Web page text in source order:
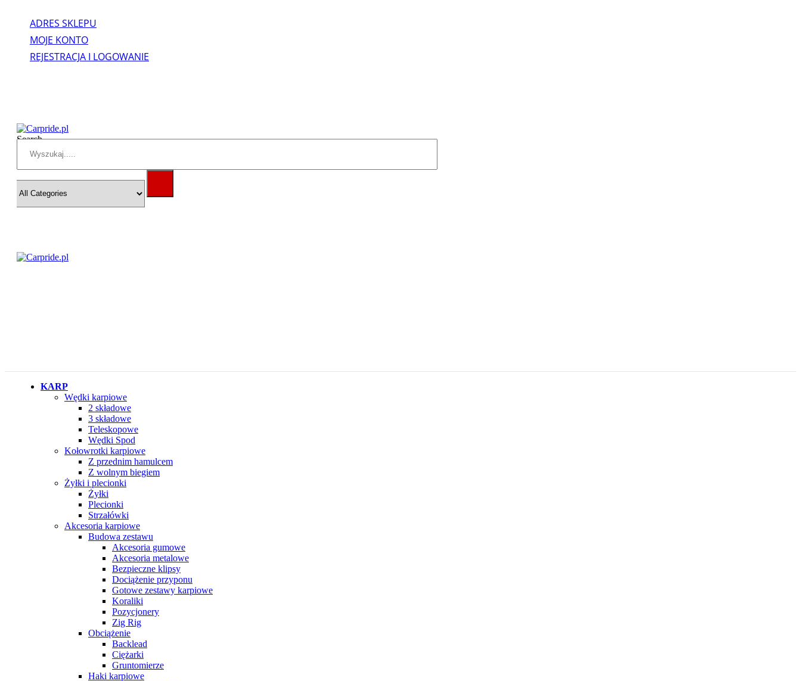
ADRES SKLEPU
MOJE KONTO
REJESTRACJA I LOGOWANIE
Search
KARP
Wędki karpiowe
2 składowe
3 składowe
Teleskopowe
Wędki Spod
Kołowrotki karpiowe
Z przednim hamulcem
Z wolnym biegiem
Żyłki i plecionki
Żyłki
Plecionki
Strzałówki
Akcesoria karpiowe
Budowa zestawu
Akcesoria gumowe
Akcesoria metalowe
Bezpieczne klipsy
Dociążenie przyponu
Gotowe zestawy karpiowe
Koraliki
Pozycjonery
Zig Rig
Obciążenie
Backlead
Ciężarki
Gruntomierze
Haki karpiowe